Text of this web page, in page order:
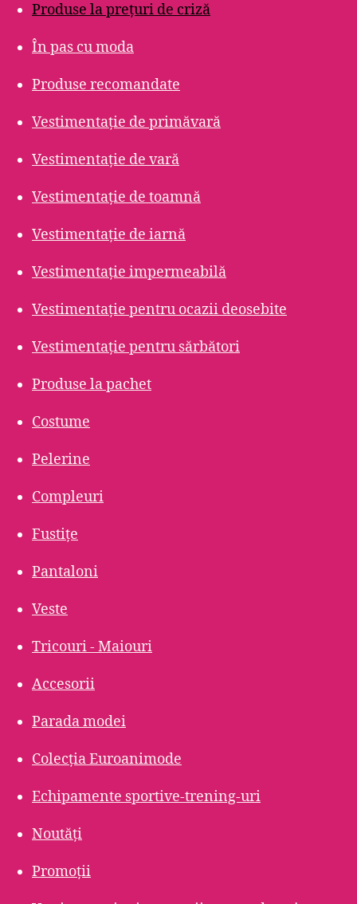
Produse la prețuri de criză
În pas cu moda
Produse recomandate
Vestimentație de primăvară
Vestimentație de vară
Vestimentație de toamnă
Vestimentație de iarnă
Vestimentație impermeabilă
Vestimentație pentru ocazii deosebite
Vestimentație pentru sărbători
Produse la pachet
Costume
Pelerine
Compleuri
Fustițe
Pantaloni
Veste
Tricouri - Maiouri
Accesorii
Parada modei
Colecția Euroanimode
Echipamente sportive-trening-uri
Noutăți
Promoții